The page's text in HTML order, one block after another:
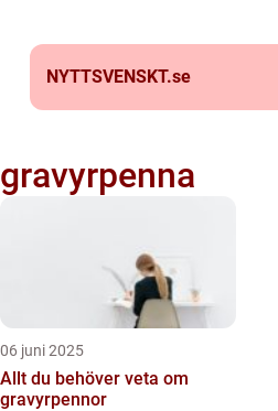
NYTTSVENSKT.se
gravyrpenna
06 juni 2025
Allt du behöver veta om
gravyrpennor